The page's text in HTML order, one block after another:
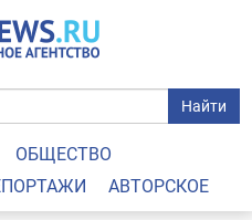
Найти
ОБЩЕСТВО
АВТОРСКОЕ